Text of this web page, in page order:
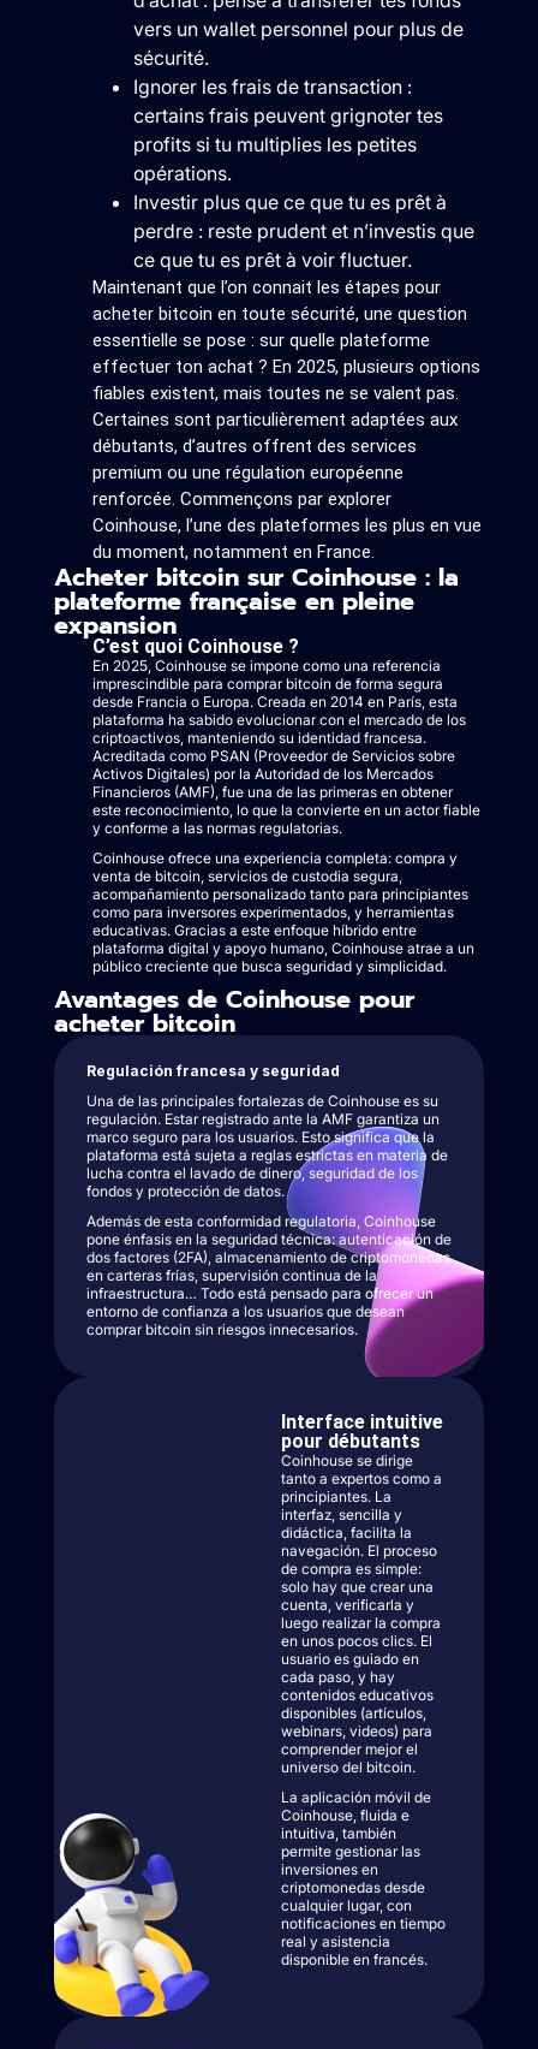
vers un wallet personnel pour plus de
sécurité.
Ignorer les frais de transaction :
certains frais peuvent grignoter tes
profits si tu multiplies les petites
opérations.
Investir plus que ce que tu es prêt à
perdre : reste prudent et n’investis que
ce que tu es prêt à voir fluctuer.
Maintenant que l’on connait les étapes pour
acheter bitcoin en toute sécurité, une question
essentielle se pose : sur quelle plateforme
effectuer ton achat ? En 2025, plusieurs options
fiables existent, mais toutes ne se valent pas.
Certaines sont particulièrement adaptées aux
débutants, d’autres offrent des services
premium ou une régulation européenne
renforcée. Commençons par explorer
Coinhouse, l’une des plateformes les plus en vue
du moment, notamment en France.
Acheter bitcoin sur Coinhouse : la
plateforme française en pleine
expansion
C’est quoi Coinhouse ?
En 2025, Coinhouse se impone como una referencia
imprescindible para comprar bitcoin de forma segura
desde Francia o Europa. Creada en 2014 en París, esta
plataforma ha sabido evolucionar con el mercado de los
criptoactivos, manteniendo su identidad francesa.
Acreditada como PSAN (Proveedor de Servicios sobre
Activos Digitales) por la Autoridad de los Mercados
Financieros (AMF), fue una de las primeras en obtener
este reconocimiento, lo que la convierte en un actor fiable
y conforme a las normas regulatorias.
Coinhouse ofrece una experiencia completa: compra y
venta de bitcoin, servicios de custodia segura,
acompañamiento personalizado tanto para principiantes
como para inversores experimentados, y herramientas
educativas. Gracias a este enfoque híbrido entre
plataforma digital y apoyo humano, Coinhouse atrae a un
público creciente que busca seguridad y simplicidad.
Avantages de Coinhouse pour
acheter bitcoin
Regulación francesa y seguridad
Una de las principales fortalezas de Coinhouse es su
regulación. Estar registrado ante la AMF garantiza un
marco seguro para los usuarios. Esto significa que la
plataforma está sujeta a reglas estrictas en materia de
lucha contra el lavado de dinero, seguridad de los
fondos y protección de datos.
Además de esta conformidad regulatoria, Coinhouse
pone énfasis en la seguridad técnica: autenticación de
dos factores (2FA), almacenamiento de criptomonedas
en carteras frías, supervisión continua de la
infraestructura… Todo está pensado para ofrecer un
entorno de confianza a los usuarios que desean
comprar bitcoin sin riesgos innecesarios.
Interface intuitive
pour débutants
Coinhouse se dirige
tanto a expertos como a
principiantes. La
interfaz, sencilla y
didáctica, facilita la
navegación. El proceso
de compra es simple:
solo hay que crear una
cuenta, verificarla y
luego realizar la compra
en unos pocos clics. El
usuario es guiado en
cada paso, y hay
contenidos educativos
disponibles (artículos,
webinars, videos) para
comprender mejor el
universo del bitcoin.
La aplicación móvil de
Coinhouse, fluida e
intuitiva, también
permite gestionar las
inversiones en
criptomonedas desde
cualquier lugar, con
notificaciones en tiempo
real y asistencia
disponible en francés.